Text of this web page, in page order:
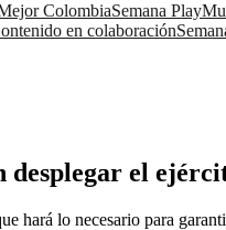
ColombiaSemana Play
en colaboración
desplegar el
hará lo necesario para